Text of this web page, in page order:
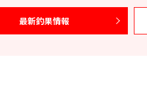
最新釣果情報